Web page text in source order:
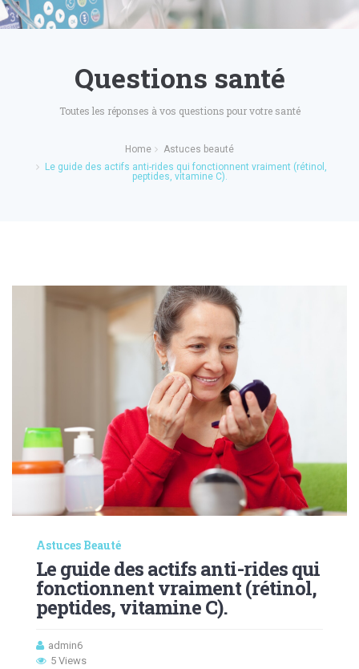
Questions santé
Toutes les réponses à vos questions pour votre santé
Home
Astuces beauté
Le guide des actifs anti-rides qui fonctionnent vraiment (rétinol,
peptides, vitamine C).
Astuces Beauté
Le guide des actifs anti-rides qui
fonctionnent vraiment (rétinol,
peptides, vitamine C).
admin6
5 Views